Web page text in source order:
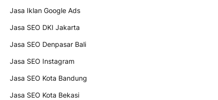
Jasa Iklan Google Ads
Jasa SEO DKI Jakarta
Jasa SEO Denpasar Bali
Jasa SEO Instagram
Jasa SEO Kota Bandung
Jasa SEO Kota Bekasi